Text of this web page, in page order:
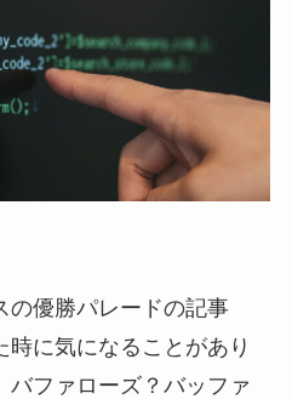
の優勝パレードの記事
時に気になることがあり
バファローズ？バッファ